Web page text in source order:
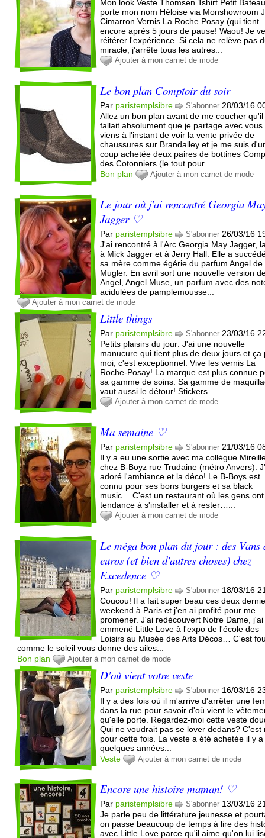
Mon look Veste Thomsen Tshirt Petit
porte mon nom Héloise via Monshowroom
Cimarron Vernis La Roche Posay (qui tient
encore après 5 jours de pause! Waou! Je
réitérer l'expérience. Si cela ne relève pas
miracle, j'arrête tous les autres...
Ajouter à mon carnet de mode
Le bon plan Comptoir du soir
Par paristemplsibre S'abonner 28/03/16
Allez un bon plan avant de me coucher qu'il
fallait absolument que je partage avec
viens à l'instant de voir la vente privée de
chaussures sur Brandalley et je me suis
coup achetée deux paires de bottines
des Cotonniers (le tout pour...
Bon plan
Ajouter à mon carnet de mode
Le jour où j'ai rencontré Georgia
Jagger ♡
Par paristemplsibre S'abonner 26/03/16
J'ai rencontré à l'Arc Georgia May Jagger,
à Mick Jagger et à Jerry Hall. Elle a
sa mère comme égérie du parfum Angel de
Mugler. En avril sort une nouvelle version
Angel, Angel Muse, un parfum avec des
acidulées de pamplemousse...
Ajouter à mon carnet de mode
Little things
Par paristemplsibre S'abonner 23/03/16
Petits plaisirs du jour: J'ai une nouvelle
manucure qui tient plus de deux jours et ça
moi, c'est exceptionnel. Vive les vernis La
Roche-Posay! La marque est plus connue
sa gamme de soins. Sa gamme de
vaut aussi le détour! Stickers...
Ajouter à mon carnet de mode
Ma semaine ♡
Par paristemplsibre S'abonner 21/03/16
Il y a eu une sortie avec ma collègue
chez B-Boyz rue Trudaine (métro Anvers).
adoré l'ambiance et la déco! Le B-Boys est
connu pour ses bons burgers et sa black
music… C'est un restaurant où les gens ont
tendance à s'installer et à rester…...
Ajouter à mon carnet de mode
Le méga bon plan du jour : des Vans
euros (et bien d'autres choses) chez
Excedence ♡
Par paristemplsibre S'abonner 18/03/16
Coucou! Il a fait super beau ces deux
weekend à Paris et j'en ai profité pour me
promener. J'ai redécouvert Notre Dame, j'ai
emmené Little Love à l'expo de l'école des
Loisirs au Musée des Arts Décos… C'est
comme le soleil vous donne des ailes...
Bon plan
Ajouter à mon carnet de mode
D'où vient votre veste
Par paristemplsibre S'abonner 16/03/16
Il y a des fois où il m'arrive d'arrêter une
dans la rue pour savoir d'où vient le
qu'elle porte. Regardez-moi cette veste
Qui ne voudrait pas se lover dedans? C'est
pour cette fois. La veste a été achetée il y a
quelques années...
Veste
Ajouter à mon carnet de mode
Encore une histoire maman! ♡
Par paristemplsibre S'abonner 13/03/16
Je parle peu de littérature jeunesse et
on passe beaucoup de temps à lire des
avec Little Love parce qu'il aime qu'on lui